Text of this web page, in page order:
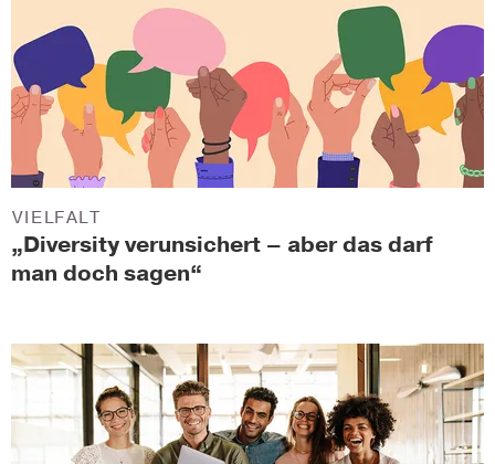
„Diversity verunsichert – aber das darf
man doch sagen“
VIELFALT